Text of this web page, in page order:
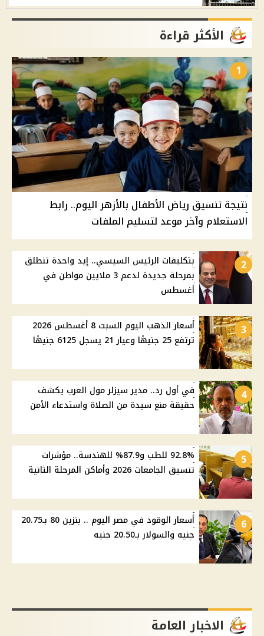
الأكثر قراءة
1
نتيجة تنسيق رياض الأطفال بالأزهر اليوم.. رابط
الاستعلام وآخر موعد لتسليم الملفات
2
بتكليفات الرئيس السيسي.. إيد واحدة تنطلق
بمرحلة جديدة لدعم 3 ملايين مواطن في
أغسطس
3
أسعار الذهب اليوم السبت 8 أغسطس 2026
ترتفع 25 جنيهًا وعيار 21 يسجل 6125 جنيهًا
4
في أول رد.. مدير سيزلر مول العرب يكشف
حقيقة منع سيدة من الصلاة واستدعاء الأمن
5
92.8% للطب و87.9% للهندسة.. مؤشرات
تنسيق الجامعات 2026 وأماكن المرحلة الثانية
6
أسعار الوقود في مصر اليوم .. بنزين 80 بـ20.75
جنيه والسولار بـ20.50 جنيه
الاخبار العامة